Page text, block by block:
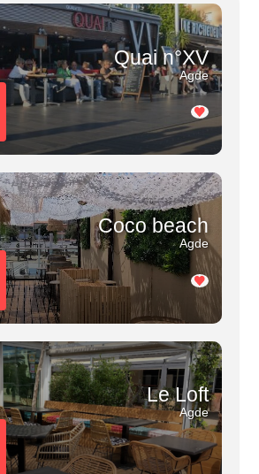
Quai n°XV
Agde
Coco beach
Agde
Le Loft
Agde